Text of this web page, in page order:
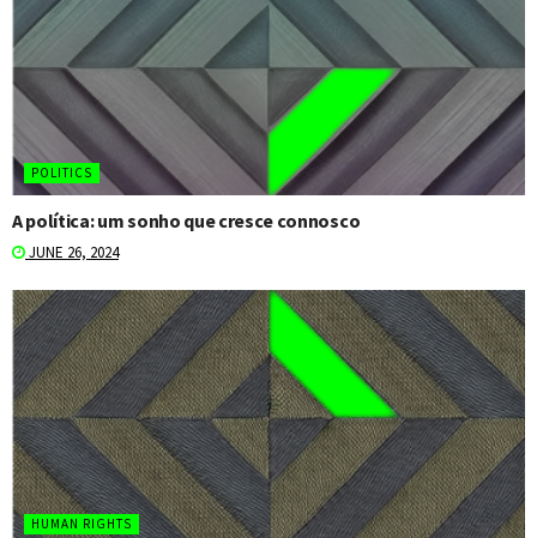
POLITICS
A política: um sonho que cresce connosco
JUNE 26, 2024
HUMAN RIGHTS